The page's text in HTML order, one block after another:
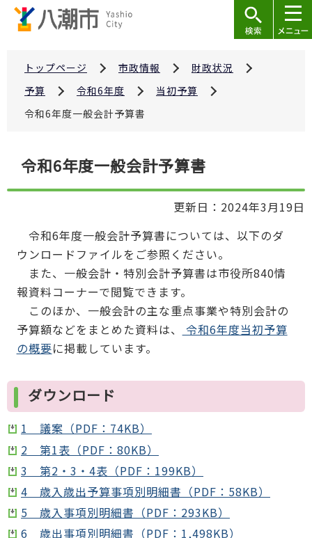
トップページ 市政情報
財政状況
予算
令和6年度
当初予算
令和6年度一般会計予算書
こ
令和6年度一般会計予算書
更新日：2024年3月19日
令和6年度一般会計予算書については、以下のダ
ウンロードファイルをご参照ください。
また、一般会計・特別会計予算書は市役所840情
報資料コーナーで閲覧できます。
このほか、一般会計の主な重点事業や特別会計の
予算額などをまとめた資料は、
令和6年度当初予算
の概要に掲載しています。
ダウンロード
1 議案（PDF：74KB）
2 第1表（PDF：80KB）
3 第2・3・4表（PDF：199KB）
4 歳入歳出予算事項別明細書（PDF：58KB）
5 歳入事項別明細書（PDF：293KB）
6 歳出事項別明細書（PDF：1,498KB）